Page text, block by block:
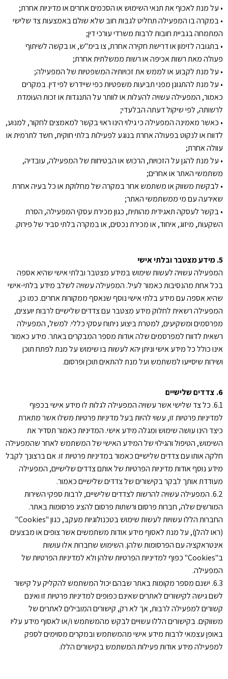
• על מנת לאכוף את תנאי השימוש או הסכמים אחרים או מדיניות אחרת;
• במקרה בו המפעילה תחליט לגבות חוב שלא שולם באמצעות צד שלישי
המתמחה בגביית חובות לרבות משרדי עורכי דין;
• בתגובה לזימון או דרישת חקירה אחרת, צו בימ"ש, או בקשה לשיתוף
פעולה מאת רשות אכיפה או רשות ממשלתית אחרת;
• על מנת לקבוע או לממש את זכויותיה המשפטיות של המפעילה;
• על מנת להתגונן מפני תביעות משפטיות כפי שיידרש לפי דין. במקרים
כאמור, המפעילה עשויה להעלות או לוותר על התנגדות או זכות העומדת
לרשותה, לפי שיקול דעתה הבלעדי;
• כאשר מאמינה המפעילה כי גילוי הינו ראוי בקשר למאמצים לחקור, למנוע,
לדווח או לנקוט בפעולה אחרת בנוגע לפעילות בלתי חוקית, חשד לתרמית או
עוולה אחרת;
• על מנת להגן על הזכויות, הרכוש או הבטיחות של המפעילה, עובדיה,
משתמשי האתר או אחרים;
• לבקשת משווק או משתמש אחר במקרה של מחלוקת או כל בעיה אחרת
שאירעה עם מי ממשתמשי האתר;
• בקשר לעסקה תאגידית מהותית, כגון מכירת עסקי המפעילה, הסרת
השקעות, מיזוג, איחוד, או מכירת נכסים, או במקרה בלתי סביר של פירוק.
5. מידע מצטבר ובלתי אישי
המפעילה עשויה לעשות שימוש במידע מצטבר ובלתי אישי שהיא אספה
בכל אחת מהנסיבות כאמור לעיל. המפעילה עשויה לשלב מידע בלתי-אישי
שהיא אספה עם מידע בלתי אישי נוסף שנאסף ממקורות אחרים. כמו כן,
המפעילה רשאית לחלוק מידע מצטבר עם צדדים שלישיים לרבות יועצים,
מפרסמים ומשקיעים, למטרת ביצוע ניתוח עסקי כללי. למשל, המפעילה
רשאית לדווח למפרסמים שלה אודות מספר המבקרים באתר. מידע כאמור
אינו כולל כל מידע אישי וניתן יהא לעשות בו שימוש על מנת לפתח תוכן
ושירות שיסייעו למשתמש ועל מנת להתאים תוכן ופרסום.
6. צדדים שלישיים
6.1. כל צד שלישי אשר עשויה המפעילה לגלות לו מידע אישי בכפוף
למדיניות פרטיות זו, עשוי להיות בעל מדיניות פרטיות משלו אשר מתארת
כיצד הינו עושה שימוש ומגלה מידע אישי. המדיניות כאמור תסדיר את
השימוש, הטיפול והגילוי של המידע האישי של המשתמש לאחר שהמפעילה
חלקה אותו עם צדדים שלישיים כאמור במדיניות פרטיות זו. אם ברצונך לקבל
מידע נוסף אודות מדיניות הפרטיות של אותם צדדים שלישיים, המפעילה
מעודדת אותך לבקר בקישורים של צדדים שלישיים כאמור.
6.2. המפעילה עשויה להרשות לצדדים שלישיים, לרבות ספקי השירות
המורשים שלה, חברות פרסום ורשתות פרסום להציג פרסומות באתר.
החברות הללו עשויות לעשות שימוש בטכנולוגיות מעקב, כגון "Cookies"
(ראו להלן), על מנת לאסוף מידע אודות משתמשים אשר צופים או מבצעים
אינטראקציה עם הפרסומות שלהן. השימוש שחברות אלו עושות
ב"Cookies" כפוף למדיניות הפרטיות שלהן ולא למדיניות הפרטיות של
המפעילה.
6.3. ישנם מספר מקומות באתר שבהם יכול המשתמש להקליק על קישור
לשם גישה לקישורים לאתרים שאינם כפופים למדיניות פרטיות זו ואינם
קשורים למפעילה לרבות, אך לא רק, קישורים המובילים לאתרים של
משווקים. בקישורים הללו עשויים לבקש מהמשתמש ו/או לאסוף מידע עליו
באופן עצמאי לרבות מידע אישי מהמשתמש ובמקרים מסוימים לספק
למפעילה מידע אודות פעילות המשתמש בקישורים הללו.